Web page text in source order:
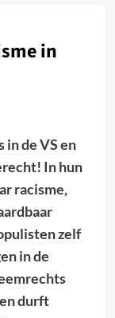
in
de VS en
In hun
racisme,
zelf
in de
durft